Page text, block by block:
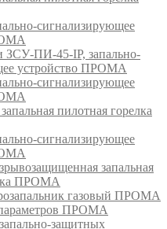
сигнализирующее
ПИ-45-IP, запально-
устройство ПРОМА
сигнализирующее
пилотная горелка
сигнализирующее
запальная
ПРОМА
газовый ПРОМА
ПРОМА
защитных